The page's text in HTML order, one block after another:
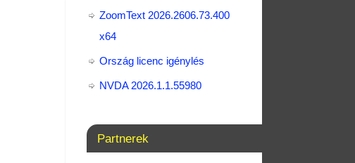
ZoomText 2026.2606.73.400​
x64
Ország licenc igénylés
NVDA 2026.1.1.55980
Partnerek